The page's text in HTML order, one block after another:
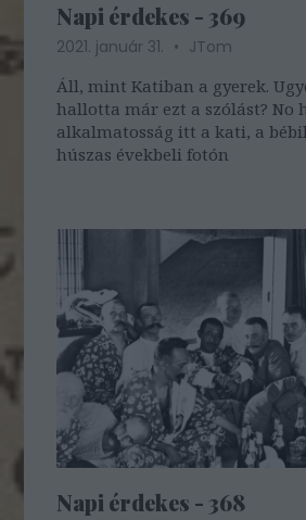
Napi érdekes - 369
2021. január 31.
JTom
Áll, mint Katiban a gyerek.
hallotta már ezt a szólást? No
alkalmatosság itt a kati, a
húszas évekbeli fotón
Napi érdekes - 368